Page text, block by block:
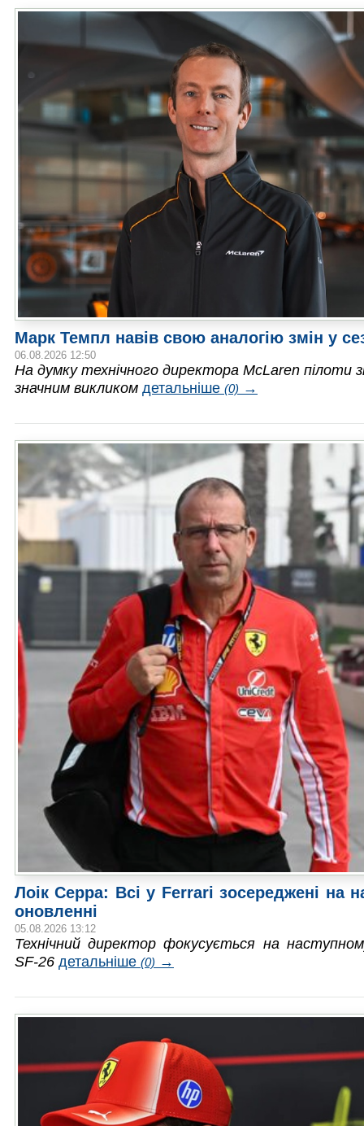
Марк Темпл навів свою аналогію змін у
06.08.2026 12:50
На думку технічного директора McLaren пілоти
значним викликом детальніше (0) →
Лоік Серра: Всі у Ferrari зосереджені на
оновленні
05.08.2026 13:12
Технічний директор фокусується на
SF-26 детальніше (0) →